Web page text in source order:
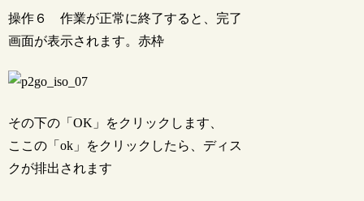
操作６ 作業が正常に終了すると、完了
画面が表示されます。赤枠
その下の「OK」をクリックします、
ここの「ok」をクリックしたら、ディス
クが排出されます